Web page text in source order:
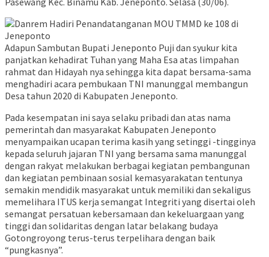
Adapun Sambutan Bupati Jeneponto Puji dan syukur kita
panjatkan kehadirat Tuhan yang Maha Esa atas limpahan
rahmat dan Hidayah nya sehingga kita dapat bersama-sama
menghadiri acara pembukaan TNI manunggal membangun
Desa tahun 2020 di Kabupaten Jeneponto.
Pada kesempatan ini saya selaku pribadi dan atas nama
pemerintah dan masyarakat Kabupaten Jeneponto
menyampaikan ucapan terima kasih yang setinggi -tingginya
kepada seluruh jajaran TNI yang bersama sama manunggal
dengan rakyat melakukan berbagai kegiatan pembangunan
dan kegiatan pembinaan sosial kemasyarakatan tentunya
semakin mendidik masyarakat untuk memiliki dan sekaligus
memelihara ITUS kerja semangat Integriti yang disertai oleh
semangat persatuan kebersamaan dan kekeluargaan yang
tinggi dan solidaritas dengan latar belakang budaya
Gotongroyong terus-terus terpelihara dengan baik
“pungkasnya”.